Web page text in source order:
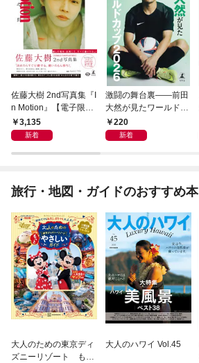
佐藤大樹 2nd写真集『I
n Motion』【電子限定
動画特典付き】
3,135
新着
激闘の舞台裏――前田
大然が見たワールドカ
ップ2026
220
新着
旅行・地図・ガイドのおすすめ本
大人のための東京ディ
ズニーリゾート もっ
大人のハワイ Vol.45